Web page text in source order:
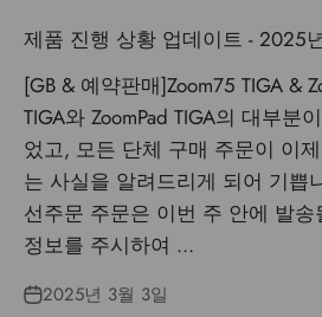
제품 진행 상황 업데이트 - 2025
[GB & 예약판매]Zoom75 TIGA &
TIGA와 ZoomPad TIGA의 대부분
었고, 모든 단체 구매 주문이 이
는 사실을 알려드리게 되어 기쁩
선주문 주문은 이번 주 안에 발
정보를 주시하여 ...
2025년 3월 3일